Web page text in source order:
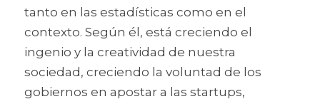
tanto en las estadísticas como en el
contexto. Según él, está creciendo el
ingenio y la creatividad de nuestra
sociedad, creciendo la voluntad de los
gobiernos en apostar a las startups,